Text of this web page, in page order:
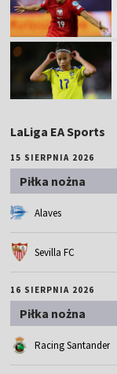
LaLiga EA Sports
15 SIERPNIA 2026
Piłka nożna
Alaves
Sevilla FC
16 SIERPNIA 2026
Piłka nożna
Racing Santander